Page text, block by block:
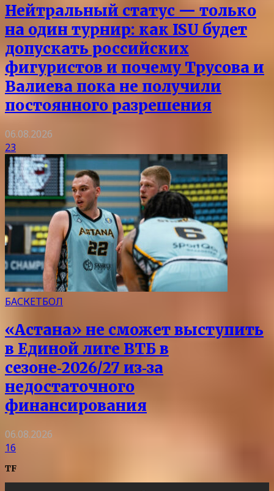
Нейтральный статус — только
на один турнир: как ISU будет
допускать российских
фигуристов и почему Трусова и
Валиева пока не получили
постоянного разрешения
06.08.2026
23
БАСКЕТБОЛ
«Астана» не сможет выступить
в Единой лиге ВТБ в
сезоне‑2026/27 из‑за
недостаточного
финансирования
06.08.2026
16
TF